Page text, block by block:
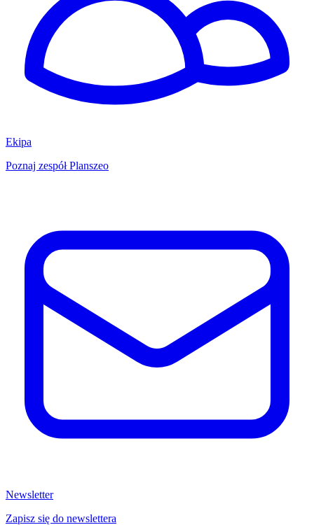
Ekipa
Poznaj zespół Planszeo
Newsletter
Zapisz się do newslettera